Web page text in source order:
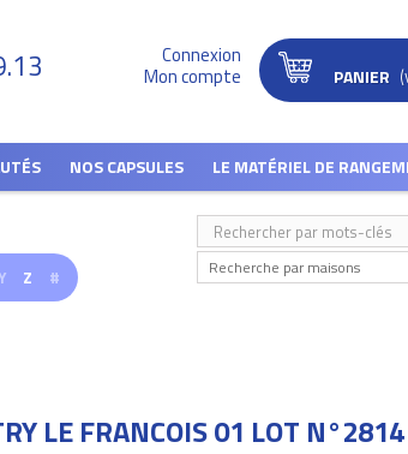
Connexion
Mon compte PANIER
NOS CAPSULES LE MATÉRIEL DE
Z # Recherche par maisons
LE FRANCOIS 01 LOT N°2814